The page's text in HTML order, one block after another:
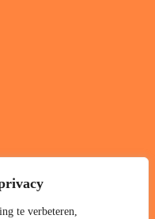
te verbeteren,